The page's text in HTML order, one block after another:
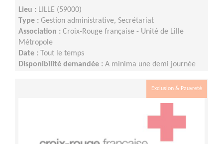
Lieu : LILLE (59000)
Type : Gestion administrative, Secrétariat
Association : Croix-Rouge française - Unité de Lille
Métropole
Date : Tout le temps
Disponibilité demandée : A minima une demi journée
Exclusion & Pauvreté